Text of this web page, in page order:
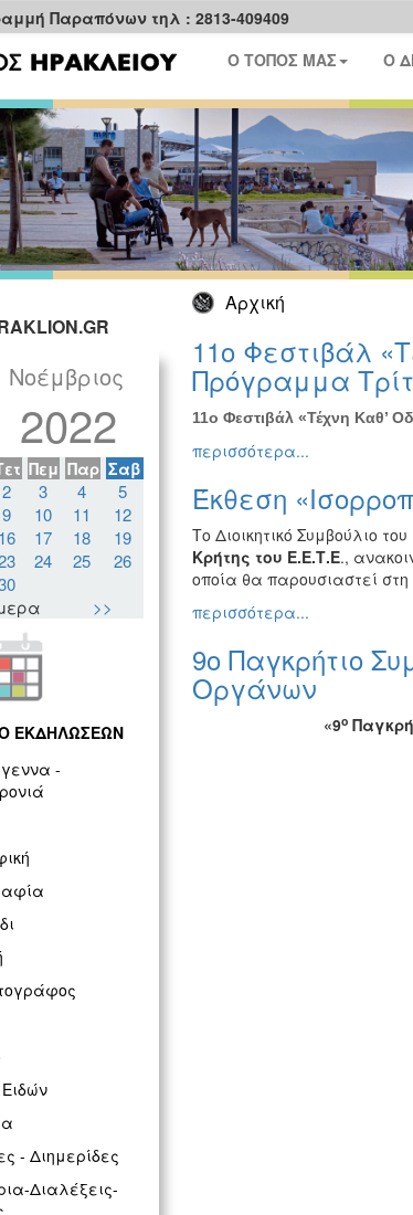
Παραπόνων τηλ : 2813-409409
Ο ΤΟΠΟΣ ΜΑΣ Ο
Αρχική
Νοέμβριος
2022
Πεμ Παρ Σαβ
2 3 4
5
9 10 11
12
16 17 18
19
24 25
26
>>
ΕΚΔΗΛΩΣΕΩΝ
-
- Διημερίδες
Διαλέξεις-
11ο Φεστιβάλ
Πρόγραμμα
11ο Φεστιβάλ «Τέχνη Καθ’
περισσότερα...
Έκθεση
Το Διοικητικό Συμβούλιο του
Κρήτης του Ε.Ε.Τ.Ε.,
οποία θα παρουσιαστεί
περισσότερα...
9ο Παγκρήτιο
Οργάνων
«9ο